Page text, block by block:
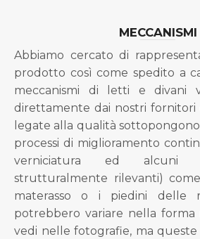
MECCANISMI
Abbiamo cercato di
prodotto così come spedito a
meccanismi di letti e divani
direttamente dai nostri fornitori
legate alla qualità
processi di miglioramento
verniciatura ed alcuni
strutturalmente rilevanti)
materasso o i piedini delle
potrebbero variare nella
vedi nelle fotografie, ma